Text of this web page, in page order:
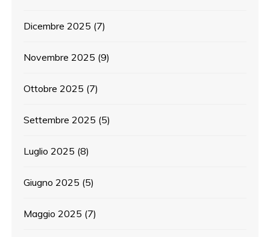
Dicembre 2025 (7)
Novembre 2025 (9)
Ottobre 2025 (7)
Settembre 2025 (5)
Luglio 2025 (8)
Giugno 2025 (5)
Maggio 2025 (7)